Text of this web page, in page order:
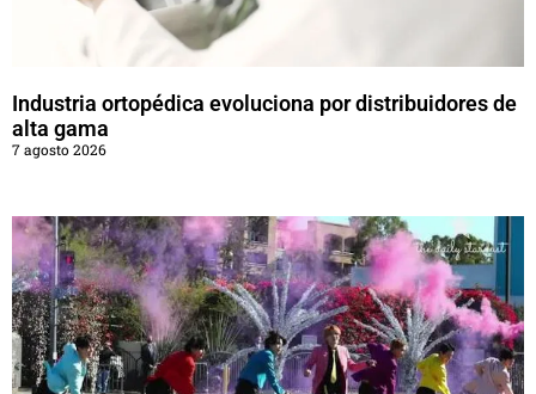
Industria ortopédica evoluciona por distribuidores de
alta gama
7 agosto 2026